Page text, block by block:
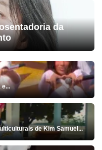
da
e...
de Kim Samuel...